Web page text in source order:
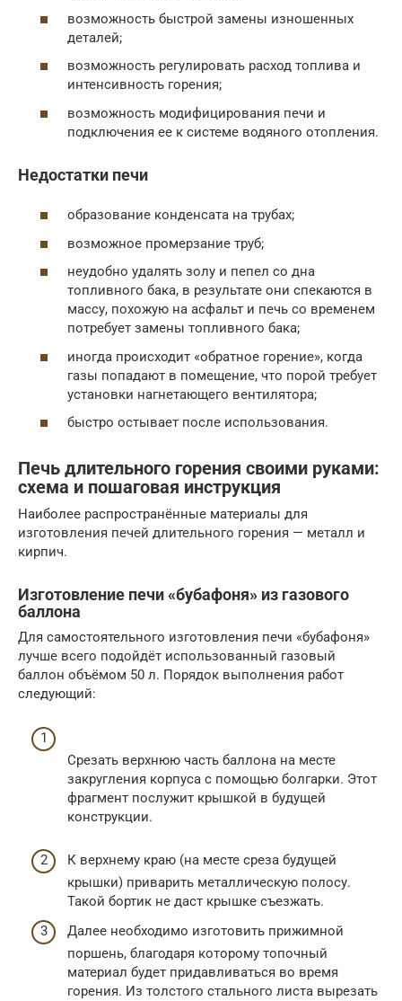
возможность быстрой замены изношенных
деталей;
возможность регулировать расход топлива и
интенсивность горения;
возможность модифицирования печи и
подключения ее к системе водяного отопления.
Недостатки печи
образование конденсата на трубах;
возможное промерзание труб;
неудобно удалять золу и пепел со дна
топливного бака, в результате они спекаются в
массу, похожую на асфальт и печь со временем
потребует замены топливного бака;
иногда происходит «обратное горение», когда
газы попадают в помещение, что порой требует
установки нагнетающего вентилятора;
быстро остывает после использования.
Печь длительного горения своими руками:
схема и пошаговая инструкция
Наиболее распространённые материалы для
изготовления печей длительного горения — металл и
кирпич.
Изготовление печи «бубафоня» из газового
баллона
Для самостоятельного изготовления печи «бубафоня»
лучше всего подойдёт использованный газовый
баллон объёмом 50 л. Порядок выполнения работ
следующий:
Срезать верхнюю часть баллона на месте
закругления корпуса с помощью болгарки. Этот
фрагмент послужит крышкой в будущей
конструкции.
К верхнему краю (на месте среза будущей
крышки) приварить металлическую полосу.
Такой бортик не даст крышке съезжать.
Далее необходимо изготовить прижимной
поршень, благодаря которому топочный
материал будет придавливаться во время
горения. Из толстого стального листа вырезать